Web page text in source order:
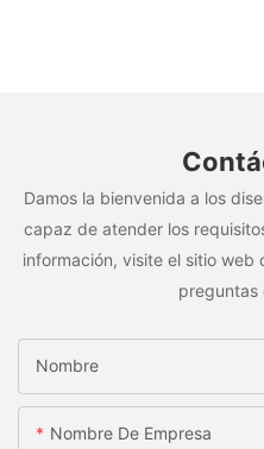
Damos la bienvenida a los
capaz de atender los
información, visite el sitio
preguntas
Nombre
Nombre De Empresa